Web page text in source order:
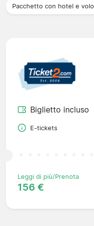
Pacchetto con hotel e volo
Biglietto incluso
E-tickets
Leggi di più/Prenota
156 €